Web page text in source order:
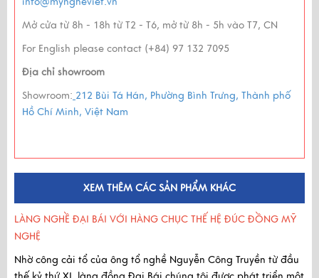
Mở cửa từ 8h - 18h từ T2 - T6, mở từ 8h - 5h vào T7, CN
For English please contact (+84) 97 132 7095
Địa chỉ showroom
Showroom: 212 Bùi Tá Hán, Phường Bình Trưng, Thành phố
Hồ Chí Minh, Việt Nam
XEM THÊM CÁC SẢN PHẨM KHÁC
LÀNG NGHỀ ĐẠI BÁI VỚI HÀNG CHỤC THẾ HỆ ĐÚC ĐỒNG MỸ
NGHỆ
Nhờ công cải tổ của ông tổ nghề Nguyễn Công Truyền từ đầu